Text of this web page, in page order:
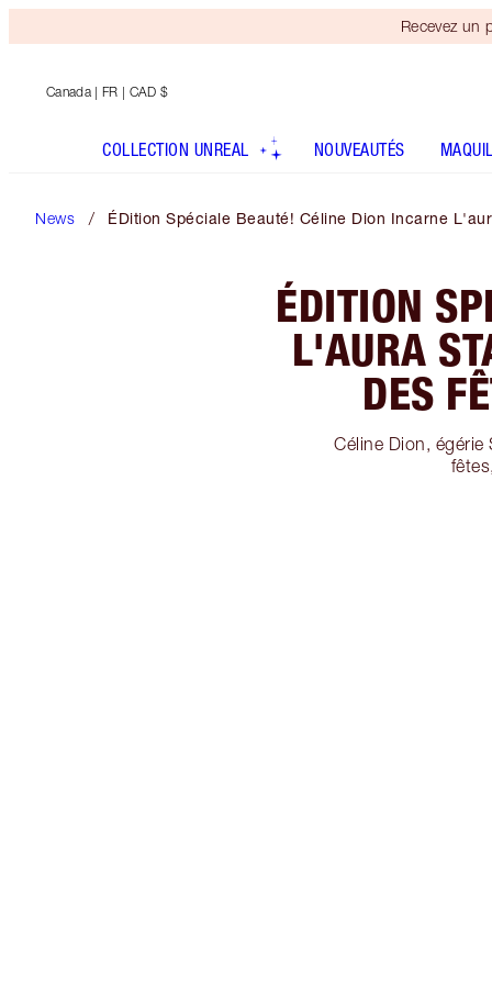
Recevez un
Canada | FR | CAD $
COLLECTION UNREAL NOUVEAUTÉS
News ÉDition Spéciale Beauté! Céline Dion Incarne
ÉDITION
L'AURA
DES
Céline Dion,